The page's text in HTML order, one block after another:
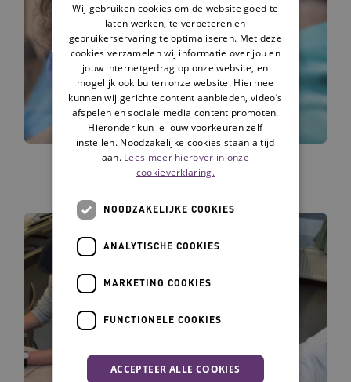
Zorgorganisaties
Wij gebruiken cookies om de website goed te
laten werken, te verbeteren en
gebruikerservaring te optimaliseren. Met deze
cookies verzamelen wij informatie over jou en
jouw internetgedrag op onze website, en
mogelijk ook buiten onze website. Hiermee
kunnen wij gerichte content aanbieden, video’s
afspelen en sociale media content promoten.
Hieronder kun je jouw voorkeuren zelf
instellen. Noodzakelijke cookies staan altijd
aan. Lees meer hierover in onze
cookieverklaring.
NOODZAKELIJKE COOKIES
ANALYTISCHE COOKIES
MARKETING COOKIES
FUNCTIONELE COOKIES
ACCEPTEER ALLE COOKIES